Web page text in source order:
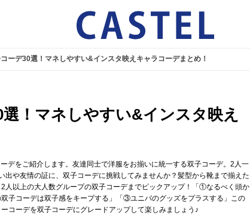
ーデ30選！マネしやすい&インスタ映えキャラコーデまとめ！
！マネしやすい&インスタ映え
デをご紹介します。友達同士で洋服をお揃いに統一する双子コーデ。2人一
や友情の証に、双子コーデに挑戦してみませんか？髪型から靴まで揃えた
人以上の大人数グループの双子コーデまでピックアップ！「①なるべく頭か
子コーデは双子感をキープする」「③ユニバのグッズをプラスする」この
コーデを双子コーデにグレードアップして楽しみましょう♪